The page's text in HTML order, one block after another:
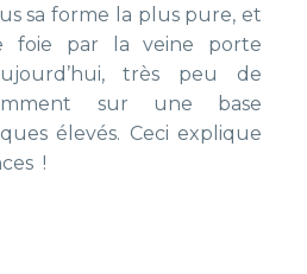
sa forme la plus pure, et
foie par la veine porte
très peu de
sur une base
élevés. Ceci explique
!